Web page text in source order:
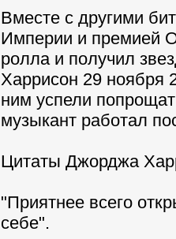
Вместе с другими
Империи и премией
ролла и получил
Харрисон 29 ноября
ним успели
музыкант работал
Цитаты Джорджа
"Приятнее всего
себе".